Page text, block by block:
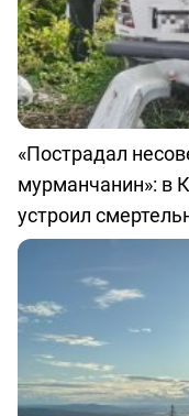
«Пострадал
мурманчанин»: в
устроил